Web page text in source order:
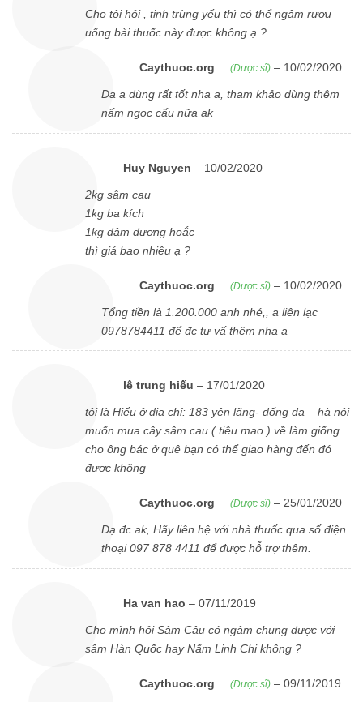
Cho tôi hỏi , tinh trùng yếu thì có thể ngâm rượu
uống bài thuốc này được không ạ ?
Caythuoc.org (Dược sĩ) – 10/02/2020
Da a dùng rất tốt nha a, tham khảo dùng thêm
nấm ngọc cẩu nữa ak
Huy Nguyen – 10/02/2020
2kg sâm cau
1kg ba kích
1kg dâm dương hoắc
thì giá bao nhiêu ạ ?
Caythuoc.org (Dược sĩ) – 10/02/2020
Tổng tiền là 1.200.000 anh nhé,, a liên lạc
0978784411 để đc tư vấ thêm nha a
lê trung hiếu – 17/01/2020
tôi là Hiếu ở địa chỉ: 183 yên lãng- đống đa – hà nội
muốn mua cây sâm cau ( tiêu mao ) về làm giống
cho ông bác ở quê bạn có thể giao hàng đến đó
được không
Caythuoc.org (Dược sĩ) – 25/01/2020
Dạ đc ak, Hãy liên hệ với nhà thuốc qua số điện
thoại 097 878 4411 để được hỗ trợ thêm.
Ha van hao – 07/11/2019
Cho mình hỏi Sâm Câu có ngâm chung được với
sâm Hàn Quốc hay Nấm Linh Chi không ?
Caythuoc.org (Dược sĩ) – 09/11/2019